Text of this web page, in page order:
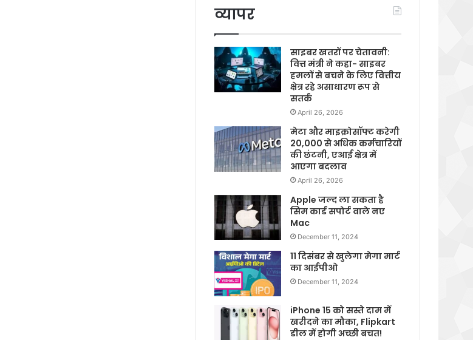
व्यापर
साइबर खतरों पर चेतावनी:
वित्त मंत्री ने कहा- साइबर
हमलों से बचने के लिए वित्तीय
क्षेत्र रहे असाधारण रूप से
सतर्क
April 26, 2026
मेटा और माइक्रोसॉफ्ट करेगी
20,000 से अधिक कर्मचारियों
की छंटनी, एआई क्षेत्र में
आएगा बदलाव
April 26, 2026
Apple जल्द ला सकता है
सिम कार्ड सपोर्ट वाले नए
Mac
December 11, 2024
11 दिसंबर से खुलेगा मेगा मार्ट
का आईपीओ
December 11, 2024
iPhone 15 को सस्ते दाम में
खरीदने का मौका, Flipkart
डील में होगी अच्छी बचत!